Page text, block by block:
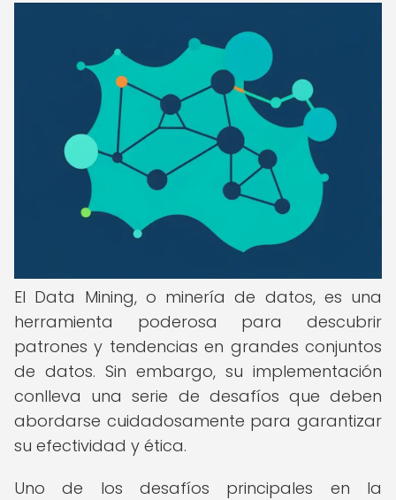
El Data Mining, o minería de datos, es una
herramienta poderosa para descubrir
patrones y tendencias en grandes conjuntos
de datos. Sin embargo, su implementación
conlleva una serie de desafíos que deben
abordarse cuidadosamente para garantizar
su efectividad y ética.
Uno de los desafíos principales en la